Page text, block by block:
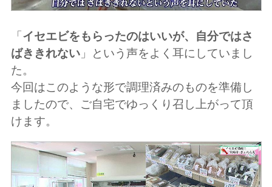
「イセエビをもらったのはいいが、自分ではさ
ばききれない」という声をよく耳にしていまし
た。
今回はこのような形で調理済みのものを準備し
ましたので、ご自宅でゆっくり召し上がって頂
けます。